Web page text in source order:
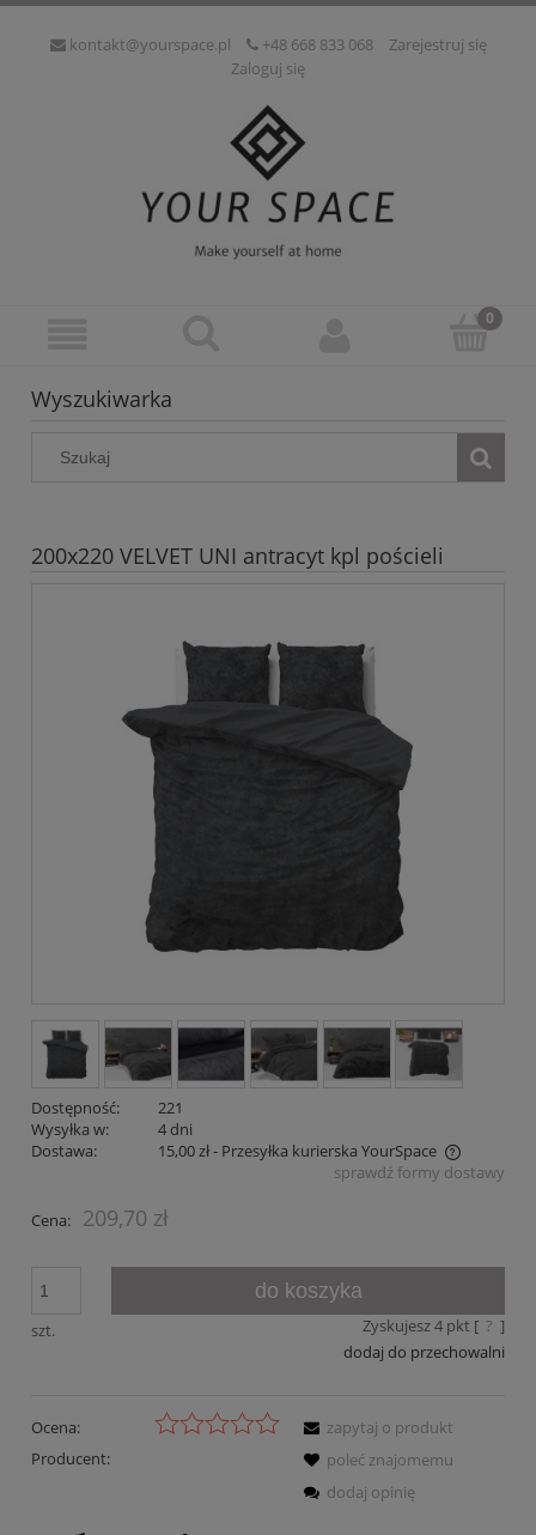
kontakt@yourspace.pl +48 668 833 068
Zarejestruj się
Zaloguj się
Wyszukiwarka
200x220 VELVET UNI antracyt kpl pościeli
Dostępność:
221
Wysyłka w:
4 dni
Dostawa:
15,00 zł- Przesyłka kurierska YourSpace
Cena nie zawiera ewentualnych kosztów płatnościsprawdź formy dostawy
Cena: 209,70 zł
szt.
do koszyka
Zyskujesz4pkt [ ? ]
dodaj do przechowalni
Ocena:
Producent:
zapytaj o produkt
poleć znajomemu
dodaj opinię